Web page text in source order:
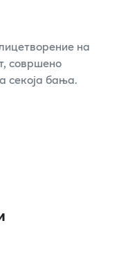
на
совршено
секоја бања.